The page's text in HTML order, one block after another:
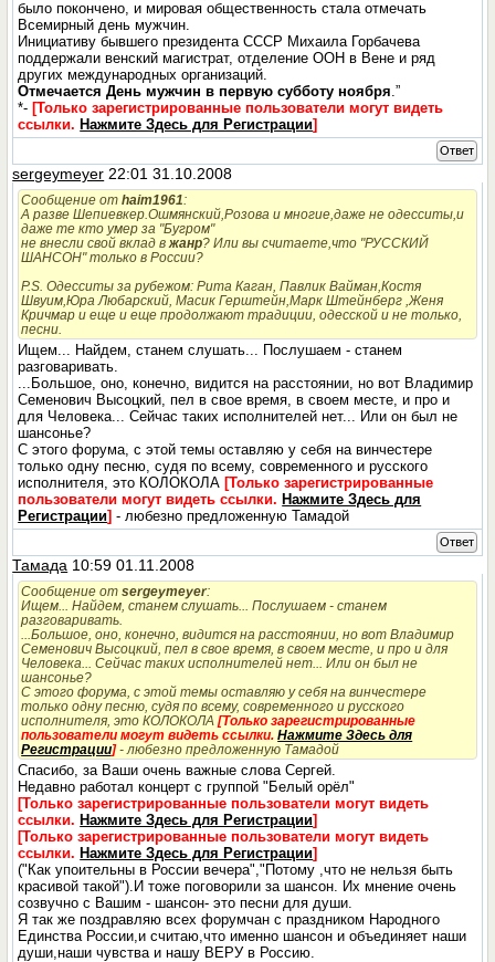
было покончено, и мировая общественность стала отмечать
Всемирный день мужчин.
Инициативу бывшего президента СССР Михаила Горбачева
поддержали венский магистрат, отделение ООН в Вене и ряд
других международных организаций.
Отмечается День мужчин в первую субботу ноября.”
*- [Только зарегистрированные пользователи могут видеть
ссылки. Нажмите Здесь для Регистрации]
Ответ
sergeymeyer 22:01 31.10.2008
Сообщение отhaim1961:
А разве Шепиевкер.Ошмянский,Розова и многие,даже не одесситы,и
даже те кто умер за "Бугром"
не внесли свой вклад вжанр? Или вы считаете,что "РУССКИЙ
ШАНСОН" только в России?
P.S. Одесситы за рубежом: Рита Каган, Павлик Вайман,Костя
Швуим,Юра Любарский, Масик Герштейн,Марк Штейнберг ,Женя
Кричмар и еще и еще продолжают традиции, одесской и не только,
песни.
Ищем... Найдем, станем слушать... Послушаем - станем
разговаривать.
...Большое, оно, конечно, видится на расстоянии, но вот Владимир
Семенович Высоцкий, пел в свое время, в своем месте, и про и
для Человека... Сейчас таких исполнителей нет... Или он был не
шансонье?
С этого форума, с этой темы оставляю у себя на винчестере
только одну песню, судя по всему, современного и русского
исполнителя, это КОЛОКОЛА [Только зарегистрированные
пользователи могут видеть ссылки. Нажмите Здесь для
Регистрации] - любезно предложенную Тамадой
Ответ
Тамада 10:59 01.11.2008
Сообщение отsergeymeyer:
Ищем... Найдем, станем слушать... Послушаем - станем
разговаривать.
...Большое, оно, конечно, видится на расстоянии, но вот Владимир
Семенович Высоцкий, пел в свое время, в своем месте, и про и для
Человека... Сейчас таких исполнителей нет... Или он был не
шансонье?
С этого форума, с этой темы оставляю у себя на винчестере
только одну песню, судя по всему, современного и русского
исполнителя, это КОЛОКОЛА[Только зарегистрированные
пользователи могут видеть ссылки.Нажмите Здесь для
Регистрации]- любезно предложенную Тамадой
Спасибо, за Ваши очень важные слова Сергей.
Недавно работал концерт с группой "Белый орёл"
[Только зарегистрированные пользователи могут видеть
ссылки. Нажмите Здесь для Регистрации]
[Только зарегистрированные пользователи могут видеть
ссылки. Нажмите Здесь для Регистрации]
("Как упоительны в России вечера","Потому ,что не нельзя быть
красивой такой").И тоже поговорили за шансон. Их мнение очень
созвучно с Вашим - шансон- это песни для души.
Я так же поздравляю всех форумчан с праздником Народного
Единства России,и считаю,что именно шансон и объединяет наши
души,наши чувства и нашу ВЕРУ в Россию.